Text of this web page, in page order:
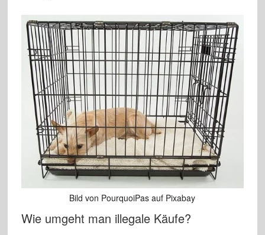
Bild von PourquoiPas auf Pixabay
Wie umgeht man illegale Käufe?